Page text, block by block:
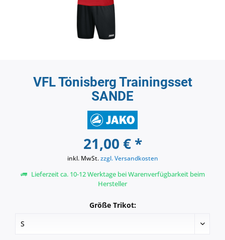
VFL Tönisberg Trainingsset
SANDE
21,00 € *
inkl. MwSt.zzgl. Versandkosten
Lieferzeit ca. 10-12 Werktage bei Warenverfügbarkeit beim
Hersteller
Größe Trikot: